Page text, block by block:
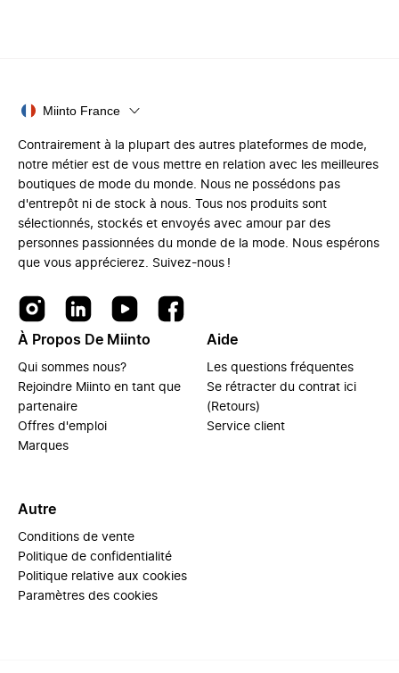
Miinto France
Contrairement à la plupart des autres plateformes de mode,
notre métier est de vous mettre en relation avec les meilleures
boutiques de mode du monde. Nous ne possédons pas
d'entrepôt ni de stock à nous. Tous nos produits sont
sélectionnés, stockés et envoyés avec amour par des
personnes passionnées du monde de la mode. Nous espérons
que vous apprécierez. Suivez-nous !
À Propos De Miinto
Qui sommes nous?
Rejoindre Miinto en tant que
partenaire
Offres d'emploi
Marques
Aide
Les questions fréquentes
Se rétracter du contrat ici
(Retours)
Service client
Autre
Conditions de vente
Politique de confidentialité
Politique relative aux cookies
Paramètres des cookies